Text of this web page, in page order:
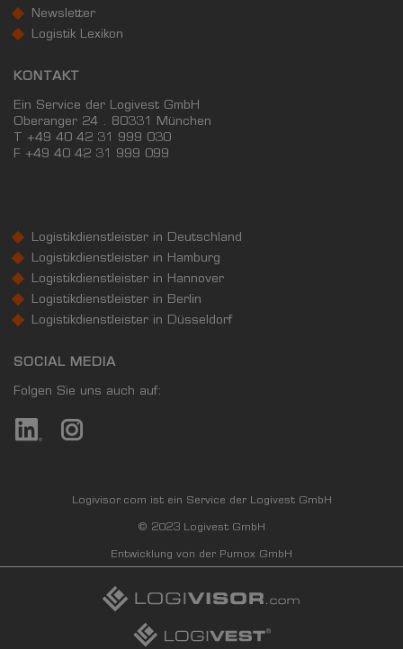
Newsletter
Logistik Lexikon
KONTAKT
Ein Service der Logivest GmbH
Oberanger 24 . 80331 München
T +49 40 42 31 999 030
F +49 40 42 31 999 099
Logistikdienstleister in Deutschland
Logistikdienstleister in Hamburg
Logistikdienstleister in Hannover
Logistikdienstleister in Berlin
Logistikdienstleister in Düsseldorf
SOCIAL MEDIA
Folgen Sie uns auch auf:
Logivisor.com ist ein Service der Logivest GmbH
© 2023 Logivest GmbH
Entwicklung von der Pumox GmbH